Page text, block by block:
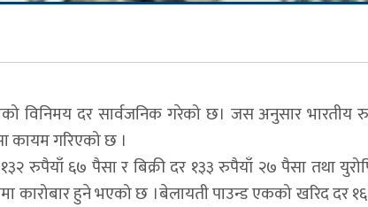
विनिमय दर सार्वजनिक गरेको छ। जस अनुसार
कायम गरिएको छ ।
रुपैयाँ ६७ पैसा र बिक्री दर १३३ रुपैयाँ २७ पैसा तथा
कारोबार हुने भएको छ ।बेलायती पाउन्ड एकको खरिद दर